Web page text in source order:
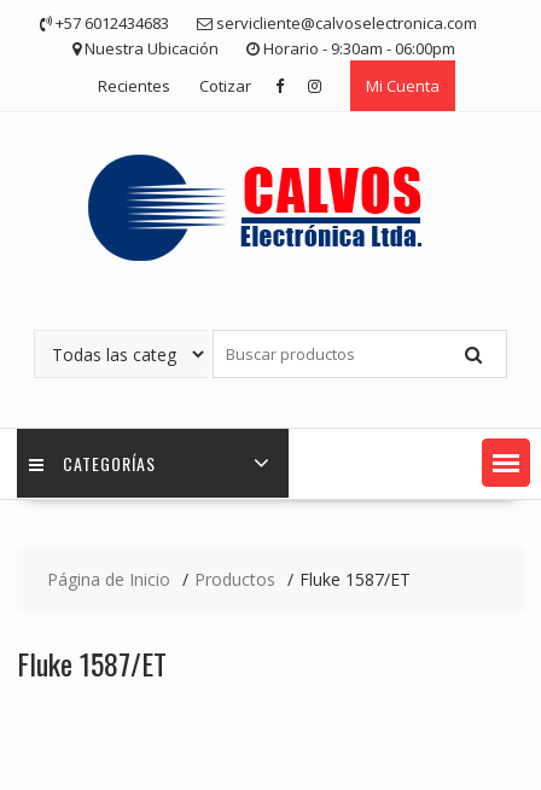
contenido
+57 6012434683
servicliente@calvoselectronica.com
Nuestra Ubicación
Horario - 9:30am - 06:00pm
Recientes
Cotizar Mi Cuenta
CATEGORÍAS
Página de Inicio Productos Fluke 1587/ET
Fluke 1587/ET